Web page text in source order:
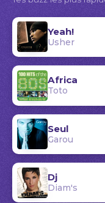
Yeah!
Usher
Africa
Toto
Seul
Garou
Dj
Diam's